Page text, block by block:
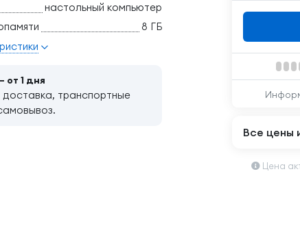
настольный компьютер
8 ГБ
от 1 дня
доставка, транспортные
Все цены
Цена